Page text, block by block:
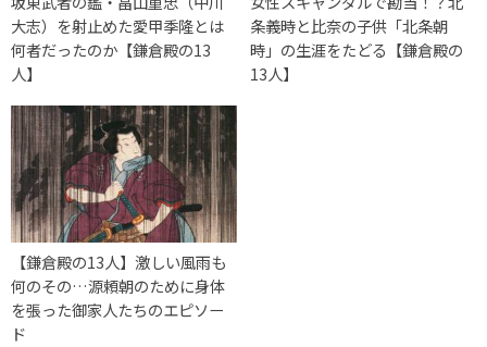
大志）を射止めた愛甲季隆とは
何者だったのか【鎌倉殿の13
人】
条義時と比奈の子供「北条朝
時」の生涯をたどる【鎌倉殿の
13人】
【鎌倉殿の13人】激しい風雨も
何のその…源頼朝のために身体
を張った御家人たちのエピソー
ド